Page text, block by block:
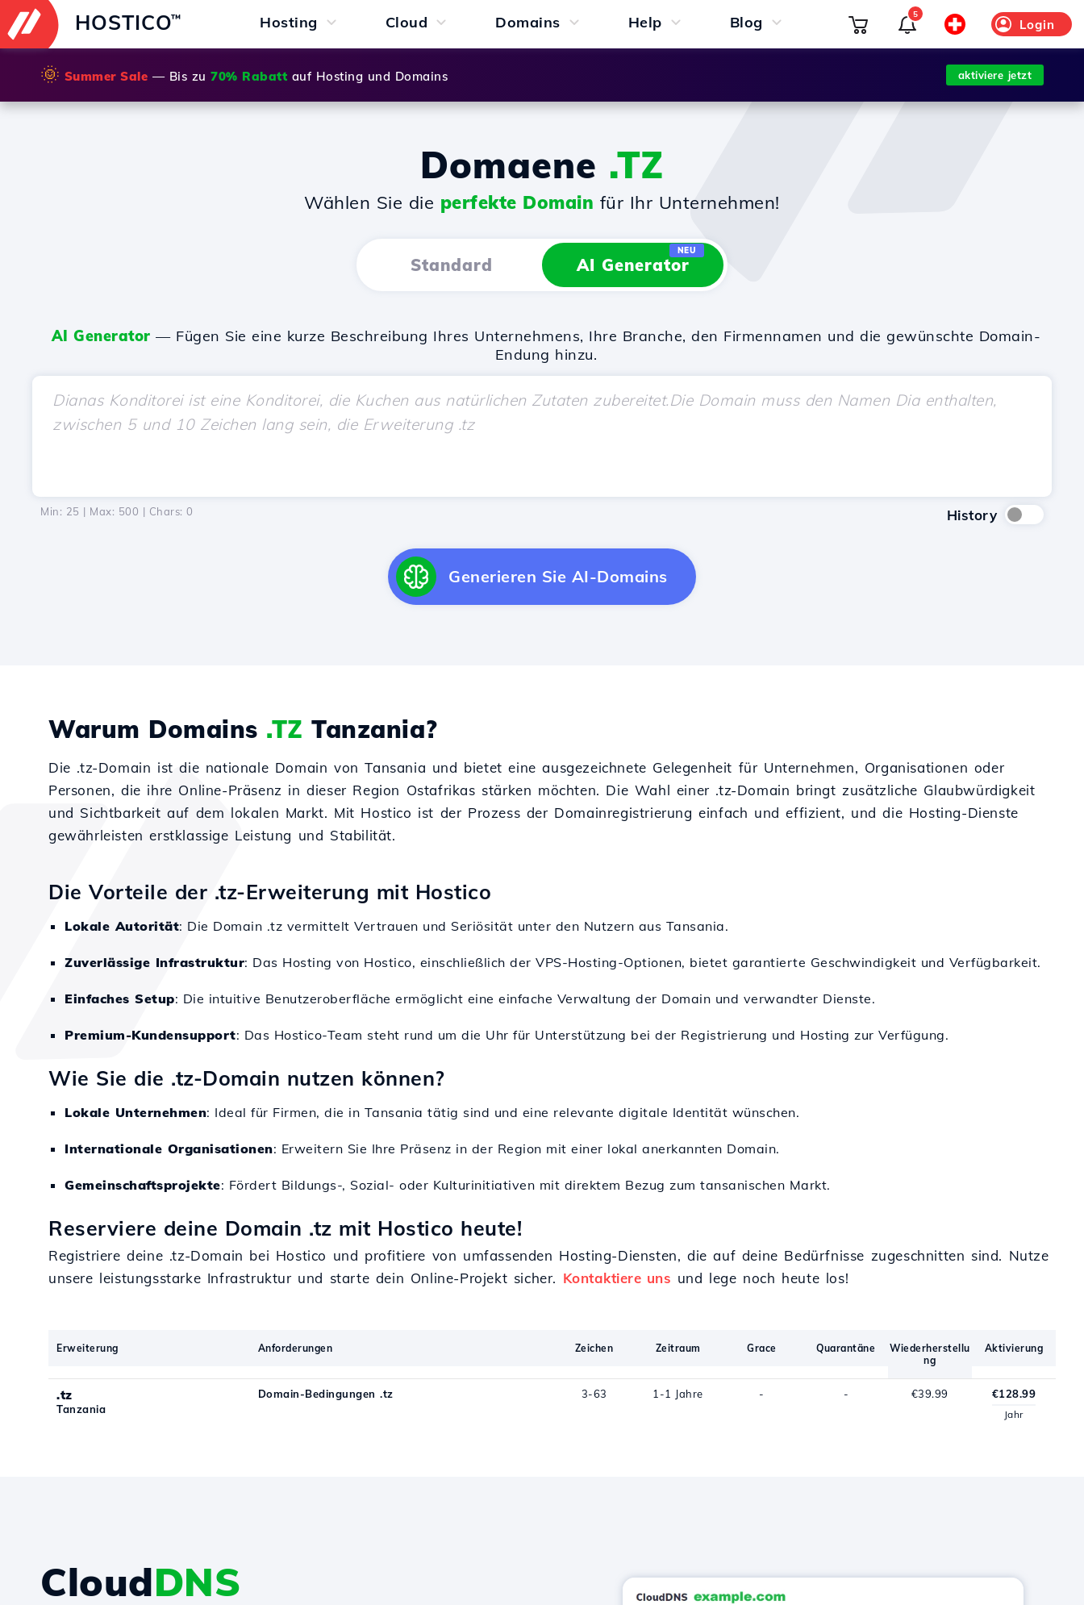
HOSTICO™ Hosting Cloud Domains Help Blog Login
5
🌞 Summer Sale — Bis zu 70% Rabatt auf Hosting und Domains aktiviere jetzt
Domaene .TZ
Wählen Sie die perfekte Domain für Ihr Unternehmen!
Standard AI Generator
NEU
AI Generator — Fügen Sie eine kurze Beschreibung Ihres Unternehmens, Ihre Branche, den Firmennamen und die gewünschte Domain-
Endung hinzu.
Min: 25 | Max: 500 | Chars: 0 History
Generieren Sie AI-Domains
Warum Domains .TZ Tanzania?
Die .tz-Domain ist die nationale Domain von Tansania und bietet eine ausgezeichnete Gelegenheit für Unternehmen, Organisationen oder
Personen, die ihre Online-Präsenz in dieser Region Ostafrikas stärken möchten. Die Wahl einer .tz-Domain bringt zusätzliche Glaubwürdigkeit
und Sichtbarkeit auf dem lokalen Markt. Mit Hostico ist der Prozess der Domainregistrierung einfach und effizient, und die Hosting-Dienste
gewährleisten erstklassige Leistung und Stabilität.
Die Vorteile der .tz-Erweiterung mit Hostico
Lokale Autorität: Die Domain .tz vermittelt Vertrauen und Seriösität unter den Nutzern aus Tansania.
Zuverlässige Infrastruktur: Das Hosting von Hostico, einschließlich der VPS-Hosting-Optionen, bietet garantierte Geschwindigkeit und Verfügbarkeit.
Einfaches Setup: Die intuitive Benutzeroberfläche ermöglicht eine einfache Verwaltung der Domain und verwandter Dienste.
Premium-Kundensupport: Das Hostico-Team steht rund um die Uhr für Unterstützung bei der Registrierung und Hosting zur Verfügung.
Wie Sie die .tz-Domain nutzen können?
Lokale Unternehmen: Ideal für Firmen, die in Tansania tätig sind und eine relevante digitale Identität wünschen.
Internationale Organisationen: Erweitern Sie Ihre Präsenz in der Region mit einer lokal anerkannten Domain.
Gemeinschaftsprojekte: Fördert Bildungs-, Sozial- oder Kulturinitiativen mit direktem Bezug zum tansanischen Markt.
Reserviere deine Domain .tz mit Hostico heute!
Registriere deine .tz-Domain bei Hostico und profitiere von umfassenden Hosting-Diensten, die auf deine Bedürfnisse zugeschnitten sind. Nutze
unsere leistungsstarke Infrastruktur und starte dein Online-Projekt sicher. Kontaktiere uns und lege noch heute los!
Erweiterung Anforderungen Zeichen Zeitraum Grace Quarantäne
Wiederherstellu
ng
Aktivierung
.tz
Tanzania
Domain-Bedingungen .tz 3-63 1-1 Jahre - - €39.99 €128.99
Jahr
CloudDNS